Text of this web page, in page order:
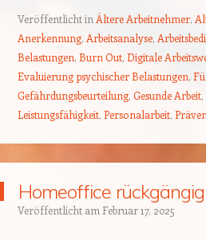
Veröffentlicht in Ältere Arbeitnehmer,
Anerkennung, Arbeitsanalyse,
Belastungen, Burn Out, Digitale
Evaluierung psychischer Belastungen,
Gefährdungsbeurteilung, Gesunde Arbeit,
Leistungsfähigkeit, Personalarbeit,
Homeoffice rückgängig
Veröffentlicht am Februar 17, 2025